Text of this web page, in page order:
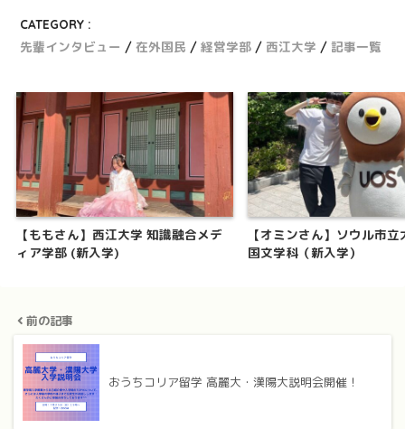
CATEGORY :
先輩インタビュー
在外国民 経営学部 西江大学 記事一覧
【ももさん】西江大学 知識融合メデ
ィア学部 (新入学)
【オミンさん】ソウル市
国文学科（新入学）
前の記事
おうちコリア留学 高麗大・漢陽大説明会開催！